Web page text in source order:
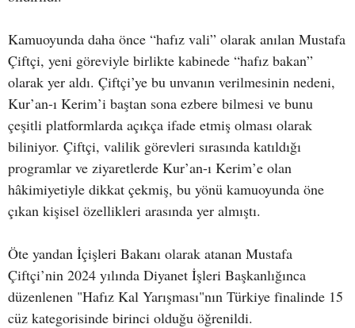
Kamuoyunda daha önce “hafız vali” olarak anılan Mustafa
Çiftçi, yeni göreviyle birlikte kabinede “hafız bakan”
olarak yer aldı. Çiftçi’ye bu unvanın verilmesinin nedeni,
Kur’an-ı Kerim’i baştan sona ezbere bilmesi ve bunu
çeşitli platformlarda açıkça ifade etmiş olması olarak
biliniyor. Çiftçi, valilik görevleri sırasında katıldığı
programlar ve ziyaretlerde Kur’an-ı Kerim’e olan
hâkimiyetiyle dikkat çekmiş, bu yönü kamuoyunda öne
çıkan kişisel özellikleri arasında yer almıştı.
Öte yandan İçişleri Bakanı olarak atanan Mustafa
Çiftçi’nin 2024 yılında Diyanet İşleri Başkanlığınca
düzenlenen "Hafız Kal Yarışması"nın Türkiye finalinde 15
cüz kategorisinde birinci olduğu öğrenildi.